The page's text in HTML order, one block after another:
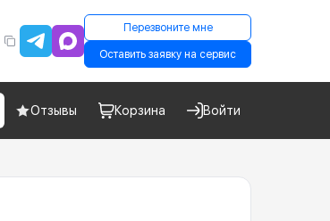
Перезвоните мне
Оставить заявку на сервис
Отзывы Корзина Войти